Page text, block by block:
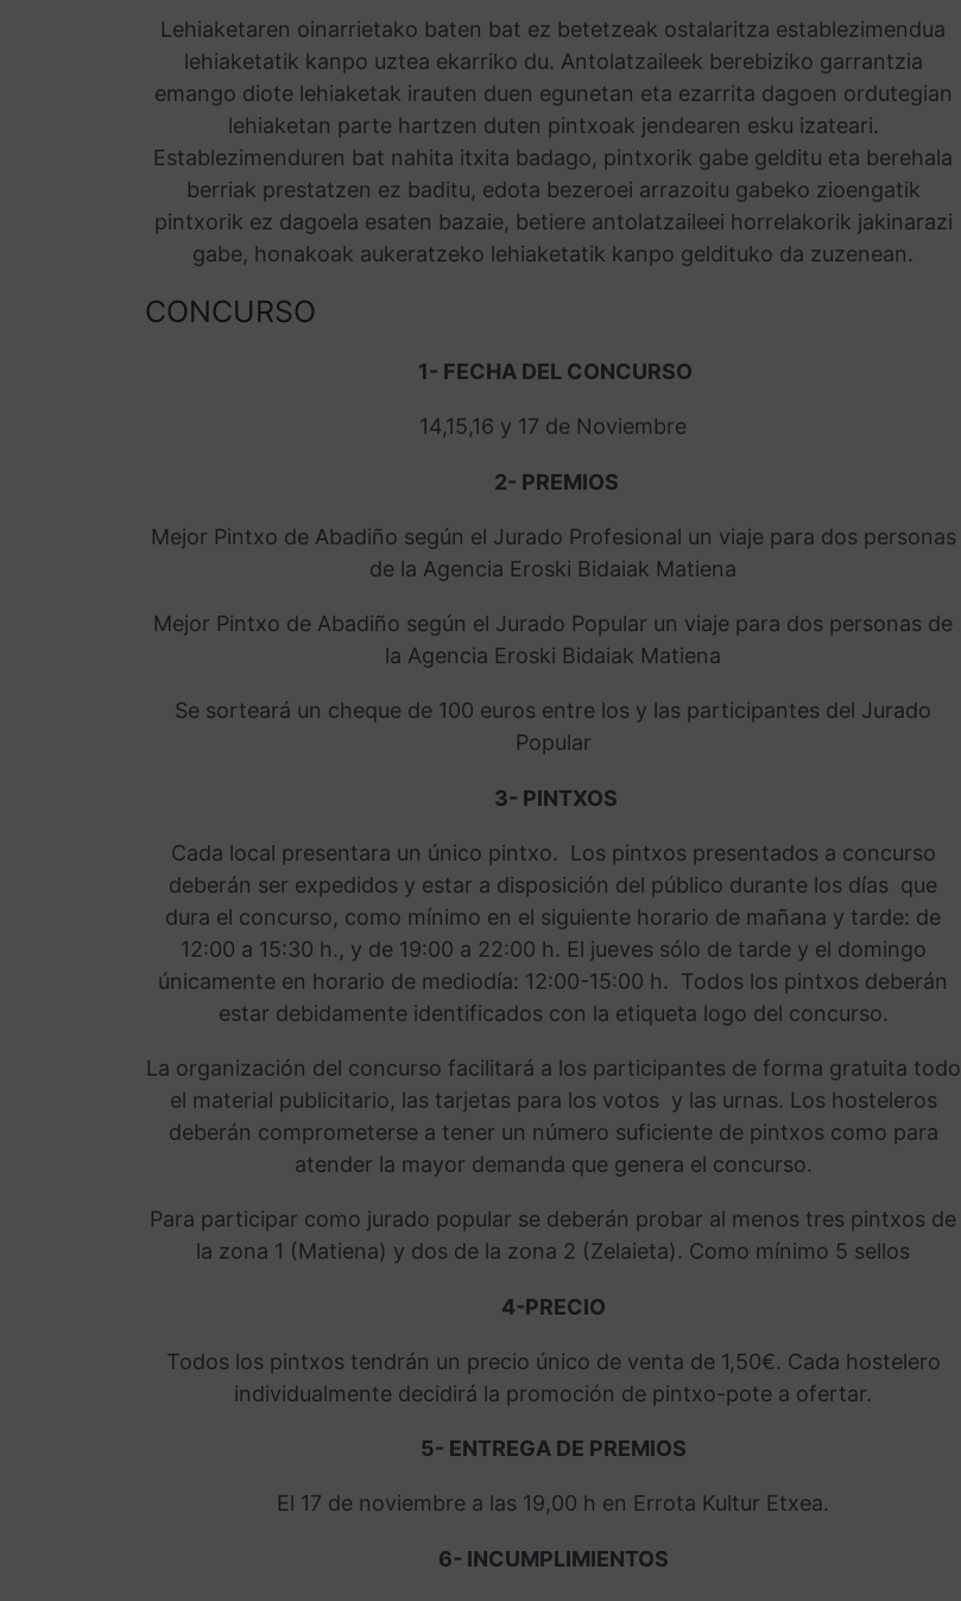
Lehiaketaren oinarrietako baten bat ez betetzeak ostalaritza establezimendua
lehiaketatik kanpo uztea ekarriko du. Antolatzaileek berebiziko garrantzia
emango diote lehiaketak irauten duen egunetan eta ezarrita dagoen ordutegian
lehiaketan parte hartzen duten pintxoak jendearen esku izateari.
Establezimenduren bat nahita itxita badago, pintxorik gabe gelditu eta berehala
berriak prestatzen ez baditu, edota bezeroei arrazoitu gabeko zioengatik
pintxorik ez dagoela esaten bazaie, betiere antolatzaileei horrelakorik jakinarazi
gabe, honakoak aukeratzeko lehiaketatik kanpo geldituko da zuzenean.
CONCURSO
1- FECHA DEL CONCURSO
14,15,16 y 17 de Noviembre
2- PREMIOS
Mejor Pintxo de Abadiño según el Jurado Profesional un viaje para dos personas
de la Agencia Eroski Bidaiak Matiena
Mejor Pintxo de Abadiño según el Jurado Popular un viaje para dos personas de
la Agencia Eroski Bidaiak Matiena
Se sorteará un cheque de 100 euros entre los y las participantes del Jurado
Popular
3- PINTXOS
Cada local presentara un único pintxo. Los pintxos presentados a concurso
deberán ser expedidos y estar a disposición del público durante los días que
dura el concurso, como mínimo en el siguiente horario de mañana y tarde: de
12:00 a 15:30 h., y de 19:00 a 22:00 h. El jueves sólo de tarde y el domingo
únicamente en horario de mediodía: 12:00-15:00 h. Todos los pintxos deberán
estar debidamente identificados con la etiqueta logo del concurso.
La organización del concurso facilitará a los participantes de forma gratuita todo
el material publicitario, las tarjetas para los votos y las urnas. Los hosteleros
deberán comprometerse a tener un número suficiente de pintxos como para
atender la mayor demanda que genera el concurso.
Para participar como jurado popular se deberán probar al menos tres pintxos de
la zona 1 (Matiena) y dos de la zona 2 (Zelaieta). Como mínimo 5 sellos
4-PRECIO
Todos los pintxos tendrán un precio único de venta de 1,50€. Cada hostelero
individualmente decidirá la promoción de pintxo-pote a ofertar.
5- ENTREGA DE PREMIOS
El 17 de noviembre a las 19,00 h en Errota Kultur Etxea.
6- INCUMPLIMIENTOS